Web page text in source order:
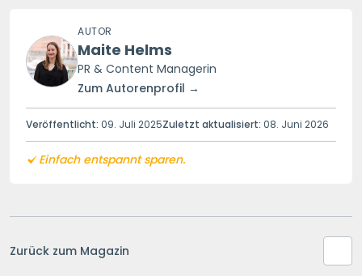
AUTOR
Maite Helms
PR & Content Managerin
Zum Autorenprofil →
Veröffentlicht: 09. Juli 2025Zuletzt aktualisiert: 08. Juni 2026
Einfach entspannt sparen.
Zurück zum Magazin